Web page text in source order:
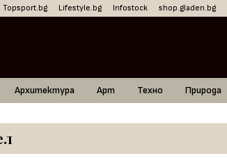
Topsport.bg Lifestyle.bg Infostock shop.gladen.bg
Архитектура Арт Техно Природа